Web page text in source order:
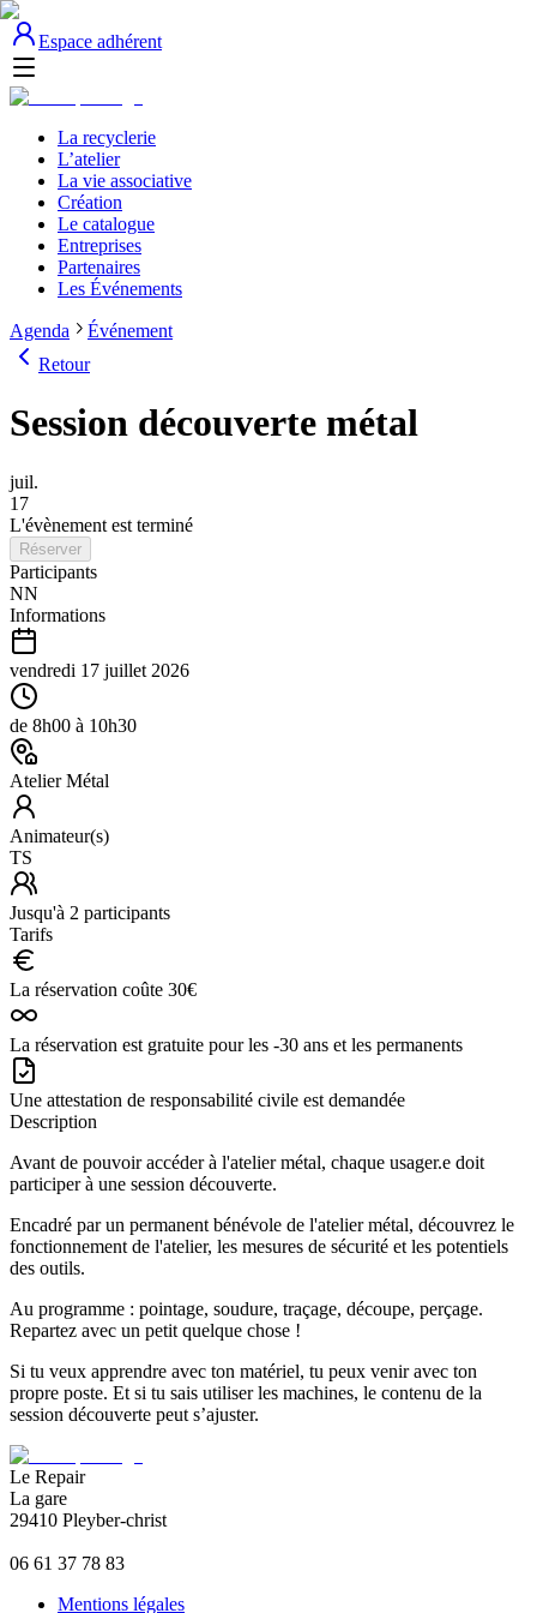
Espace adhérent
La recyclerie
L’atelier
La vie associative
Création
Le catalogue
Entreprises
Partenaires
Les Événements
Agenda
Événement
Retour
Session découverte métal
juil.
17
L'évènement est terminé
Réserver
Participants
NN
Informations
vendredi 17 juillet 2026
de 8h00 à 10h30
Atelier Métal
Animateur(s)
TS
Jusqu'à 2 participants
Tarifs
La réservation coûte 30€
La réservation est gratuite pour les -30 ans et les permanents
Une attestation de responsabilité civile est demandée
Description
Avant de pouvoir accéder à l'atelier métal, chaque usager.e doit
participer à une session découverte.
Encadré par un permanent bénévole de l'atelier métal, découvrez le
fonctionnement de l'atelier, les mesures de sécurité et les potentiels
des outils.
Au programme : pointage, soudure, traçage, découpe, perçage.
Repartez avec un petit quelque chose !
Si tu veux apprendre avec ton matériel, tu peux venir avec ton
propre poste. Et si tu sais utiliser les machines, le contenu de la
session découverte peut s’ajuster.
Le Repair
La gare
29410 Pleyber-christ
06 61 37 78 83
Mentions légales